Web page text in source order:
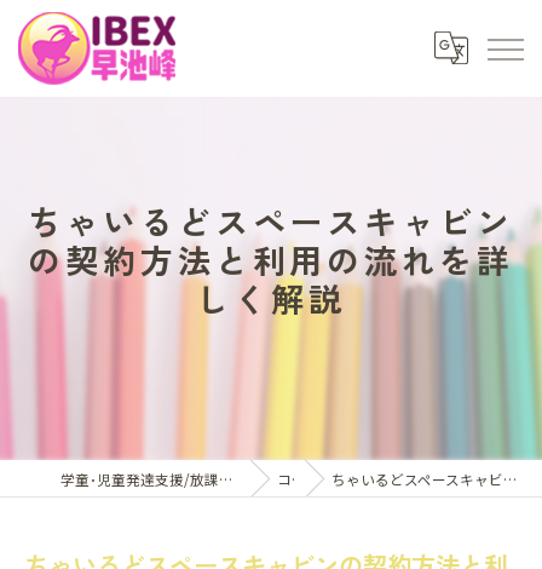
ちゃいるどスペースキャビン
の契約方法と利用の流れを詳
しく解説
学童･児童発達支援/放課後等デイサービスはアイベックス早池峰 コラム ちゃいるどスペースキャビンの契約方法と利用の流れを詳しく解説